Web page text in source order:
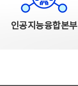
인공지능융합본부